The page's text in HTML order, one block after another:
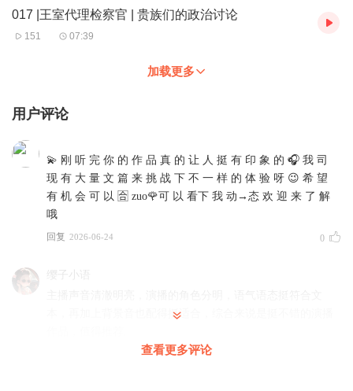
017 |王室代理检察官 | 贵族们的政治讨论
151 07:39
加载更多
用户评论
💫 刚 听 完 你 的 作 品 真 的 让 人 挺 有 印 象 的 🎧 我 司
现 有 大 量 文 篇 来 挑 战 下 不 一 样 的 体 验 呀 😉 希 望
有 机 会 可 以 🈴 zuo🌹可 以 看下 我 动→态 欢 迎 来 了 解
哦
回复 2026-06-24 0
缨子小语
本，再加上背景音也配得挺适合，综合来说是挺不错的演播
查看更多评论